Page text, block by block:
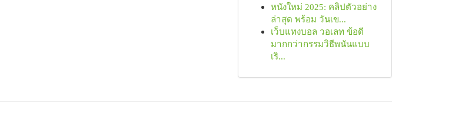
หนังใหม่ 2025: คลิปตัวอย่าง
ล่าสุด พร้อม วันเข...
เว็บแทงบอล วอเลท ข้อดี
มากกว่ากรรมวิธีพนันแบบ
เริ...